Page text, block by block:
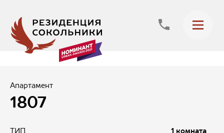
Апартамент
1807
ТИП 1 комната